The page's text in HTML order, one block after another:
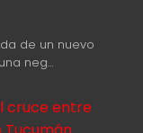
de un nuevo
neg…
cruce entre